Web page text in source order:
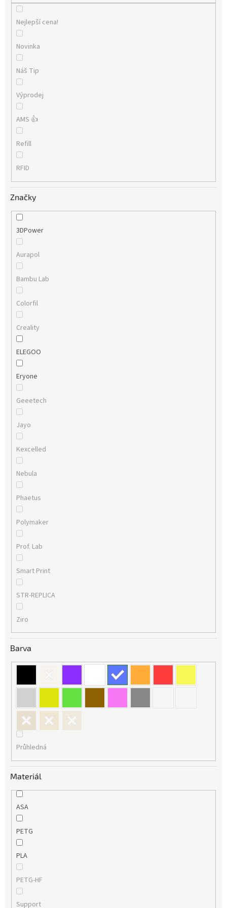
Nejlepší cena!
Novinka
Náš Tip
Výprodej
AMS 👍
Refill
RFID
Značky
3DPower
Aurapol
Bambu Lab
Colorfil
Creality
ELEGOO
Eryone
Geeetech
Jayo
Kexcelled
Nebula
Phaetus
Polymaker
Prof. Lab
Smart Print
STR-REPLICA
Ziro
Barva
Průhledná
Materiál
ASA
PETG
PLA
PETG-HF
Support